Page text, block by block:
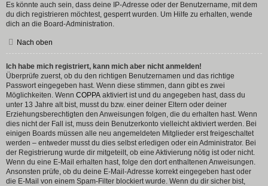
Es könnte auch sein, dass deine IP-Adresse oder der Benutzername, mit dem
du dich registrieren möchtest, gesperrt wurden. Um Hilfe zu erhalten, wende
dich an die Board-Administration.
Nach oben
Ich habe mich registriert, kann mich aber nicht anmelden!
Überprüfe zuerst, ob du den richtigen Benutzernamen und das richtige
Passwort eingegeben hast. Wenn diese stimmen, dann gibt es zwei
Möglichkeiten. Wenn COPPA aktiviert ist und du angegeben hast, dass du
unter 13 Jahre alt bist, musst du bzw. einer deiner Eltern oder deiner
Erziehungsberechtigten den Anweisungen folgen, die du erhalten hast. Wenn
dies nicht der Fall ist, muss dein Benutzerkonto vielleicht aktiviert werden. Bei
einigen Boards müssen alle neu angemeldeten Mitglieder erst freigeschaltet
werden – entweder musst du dies selbst erledigen oder ein Administrator. Bei
der Registrierung wurde dir mitgeteilt, ob eine Aktivierung nötig ist oder nicht.
Wenn du eine E-Mail erhalten hast, folge den dort enthaltenen Anweisungen.
Ansonsten prüfe, ob du deine E-Mail-Adresse korrekt eingegeben hast oder
die E-Mail von einem Spam-Filter blockiert wurde. Wenn du dir sicher bist,